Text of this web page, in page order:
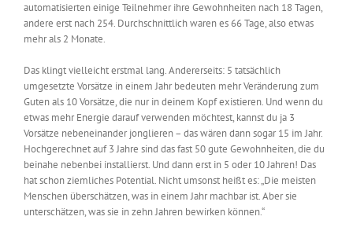
automatisierten einige Teilnehmer ihre Gewohnheiten nach 18 Tagen,
andere erst nach 254. Durchschnittlich waren es 66 Tage, also etwas
mehr als 2 Monate.
Das klingt vielleicht erstmal lang. Andererseits: 5 tatsächlich
umgesetzte Vorsätze in einem Jahr bedeuten mehr Veränderung zum
Guten als 10 Vorsätze, die nur in deinem Kopf existieren. Und wenn du
etwas mehr Energie darauf verwenden möchtest, kannst du ja 3
Vorsätze nebeneinander jonglieren – das wären dann sogar 15 im Jahr.
Hochgerechnet auf 3 Jahre sind das fast 50 gute Gewohnheiten, die du
beinahe nebenbei installierst. Und dann erst in 5 oder 10 Jahren! Das
hat schon ziemliches Potential. Nicht umsonst heißt es: „Die meisten
Menschen überschätzen, was in einem Jahr machbar ist. Aber sie
unterschätzen, was sie in zehn Jahren bewirken können.“